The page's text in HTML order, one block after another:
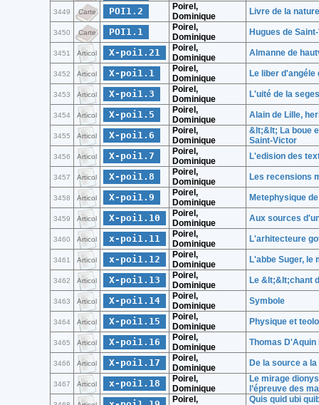
3449 Carte POI1.2
Poirel,
Dominique
Livre de la
3450 Carte POI1.1
Poirel,
Dominique
Hugues de
3451 Articol X-poi1.21
Poirel,
Dominique
Almanne de
3452 Articol X-poi1.1
Poirel,
Dominique
Le liber
3453 Articol X-poi1.3
Poirel,
Dominique
L'uité de la
3454 Articol X-poi1.5
Poirel,
Dominique
Alain de Lille,
3455 Articol X-poi1.6
Poirel,
Dominique
&lt;&lt; La boue
Saint-Victor
3456 Articol X-poi1.7
Poirel,
Dominique
L'edision des
3457 Articol X-poi1.8
Poirel,
Dominique
Les recensions
3458 Articol X-poi1.9
Poirel,
Dominique
Metephysique
3459 Articol X-poi1.10
Poirel,
Dominique
Aux sources
3460 Articol x-poi1.11
Poirel,
Dominique
L'arhitecteure
3461 Articol x-poi1.12
Poirel,
Dominique
L'abbe Suger, le
3462 Articol X-poi1.13
Poirel,
Dominique
Le &lt;&lt;chant
3463 Articol X-poi1.14
Poirel,
Dominique
Symbole
3464 Articol X-poi1.15
Poirel,
Dominique
Physique et
3465 Articol X-poi1.16
Poirel,
Dominique
Thomas
3466 Articol X-poi1.17
Poirel,
Dominique
De la source a
3467 Articol x-poi1.18
Poirel,
Dominique
Le mirage
l’épreuve des
Poirel,
Quis quid ubi